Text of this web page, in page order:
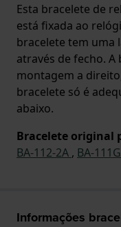
Esta bracelete de
está fixada ao
bracelete tem uma
através de fecho.
montagem a
bracelete só é
abaixo.
Bracelete original
BA-112-2A , BA-
Informações